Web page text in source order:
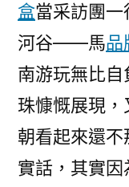
盒當采訪團
河谷——馬品
南游玩無比
珠慷慨展現，
朝看起來還不
實話，其實